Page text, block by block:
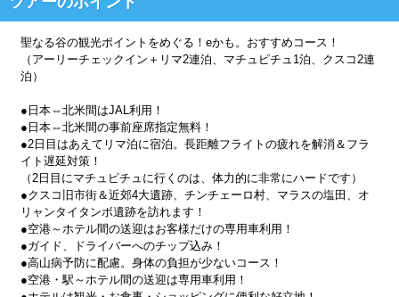
聖なる谷の観光ポイントをめぐる！eかも。おすすめコース！
（アーリーチェックイン＋リマ2連泊、マチュピチュ1泊、クスコ2連
泊）
●日本⇔北米間はJAL利用！
●日本⇔北米間の事前座席指定無料！
●2日目はあえてリマ泊に宿泊。長距離フライトの疲れを解消＆フラ
イト遅延対策！
（2日目にマチュピチュに行くのは、体力的に非常にハードです）
●クスコ旧市街＆近郊4大遺跡、チンチェーロ村、マラスの塩田、オ
リャンタイタンボ遺跡を訪れます！
●空港～ホテル間の送迎はお客様だけの専用車利用！
●ガイド、ドライバーへのチップ込み！
●高山病予防に配慮。身体の負担が少ないコース！
●空港・駅～ホテル間の送迎は専用車利用！